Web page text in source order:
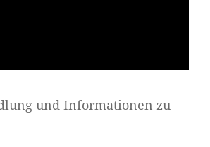
und Informationen zu